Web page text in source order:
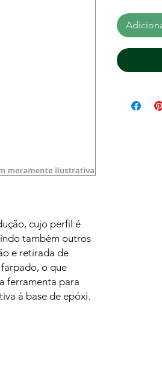
cujo perfil é
também outros
e retirada de
o que
ferramenta para
à base de epóxi.